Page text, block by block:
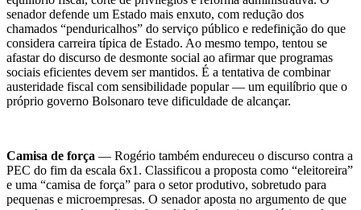
senador defende um Estado mais enxuto, com redução dos
chamados “penduricalhos” do serviço público e redefinição do que
considera carreira típica de Estado. Ao mesmo tempo, tentou se
afastar do discurso de desmonte social ao afirmar que programas
sociais eficientes devem ser mantidos. É a tentativa de combinar
austeridade fiscal com sensibilidade popular — um equilíbrio que o
próprio governo Bolsonaro teve dificuldade de alcançar.
Camisa de força — Rogério também endureceu o discurso contra a
PEC do fim da escala 6x1. Classificou a proposta como “eleitoreira”
e uma “camisa de força” para o setor produtivo, sobretudo para
pequenas e microempresas. O senador aposta no argumento de que